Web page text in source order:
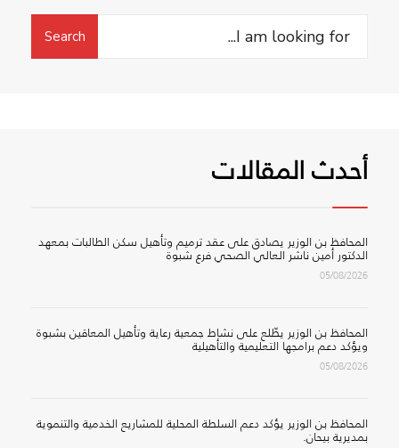
Search
Search
أحدث المقالات
المحافظ بن الوزير يصادق على عقد ترميم وتأهيل سكن الطالبات بمعهد
الدكتور أمين ناشر العالي الصحي فرع شبوة
05/08/2026
المحافظ بن الوزير يطّلع على نشاط جمعية رعاية وتأهيل المعاقين بشبوة
ويؤكد دعم برامجها التعليمية والتأهيلية
05/08/2026
المحافظ بن الوزير يؤكد دعم السلطة المحلية للمشاريع الخدمية والتنموية
بمديرية بيحان.